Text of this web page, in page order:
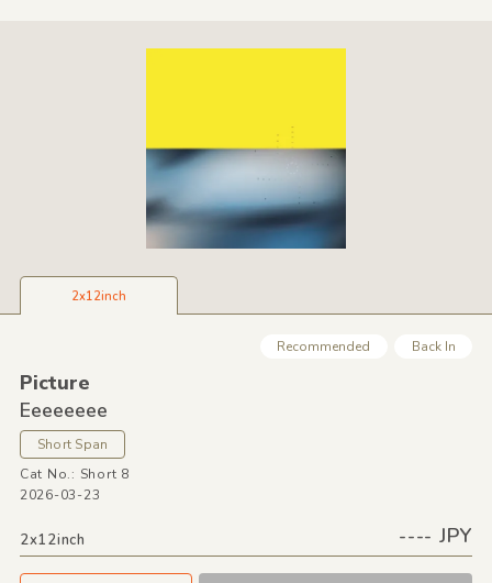
2x12inch
Recommended Back In
Picture
Eeeeeeee
Short Span
Cat No.: Short 8
2026-03-23
2x12inch ---- JPY